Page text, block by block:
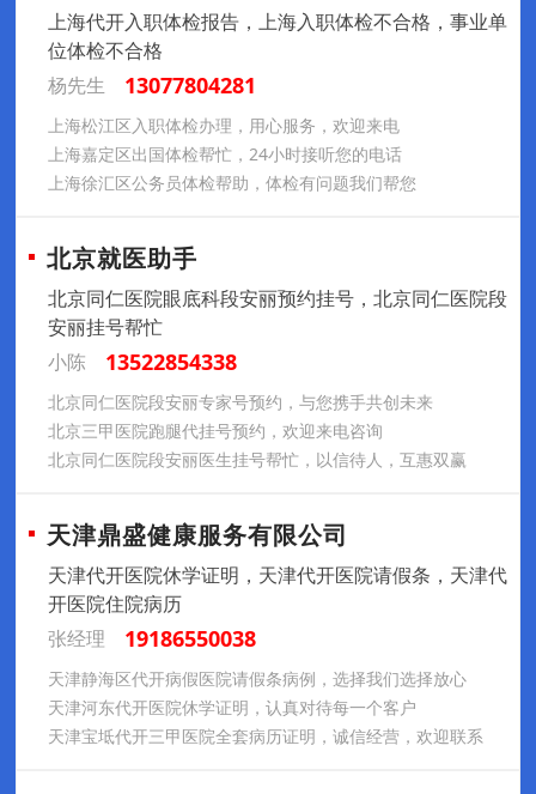
上海代开入职体检报告，上海入职体检不合格，事业单
位体检不合格
杨先生
13077804281
上海松江区入职体检办理，用心服务，欢迎来电
上海嘉定区出国体检帮忙，24小时接听您的电话
上海徐汇区公务员体检帮助，体检有问题我们帮您
北京就医助手
北京同仁医院眼底科段安丽预约挂号，北京同仁医院段
安丽挂号帮忙
小陈
13522854338
北京同仁医院段安丽专家号预约，与您携手共创未来
北京三甲医院跑腿代挂号预约，欢迎来电咨询
北京同仁医院段安丽医生挂号帮忙，以信待人，互惠双赢
天津鼎盛健康服务有限公司
天津代开医院休学证明，天津代开医院请假条，天津代
开医院住院病历
张经理
19186550038
天津静海区代开病假医院请假条病例，选择我们选择放心
天津河东代开医院休学证明，认真对待每一个客户
天津宝坻代开三甲医院全套病历证明，诚信经营，欢迎联系